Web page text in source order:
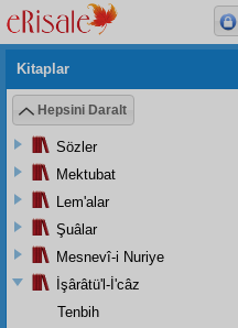
Kitaplar
Hepsini Daralt
Sözler
Mektubat
Lem'alar
Şuâlar
Mesnevî-i Nuriye
İşârâtü'l-İ'câz
Tenbih